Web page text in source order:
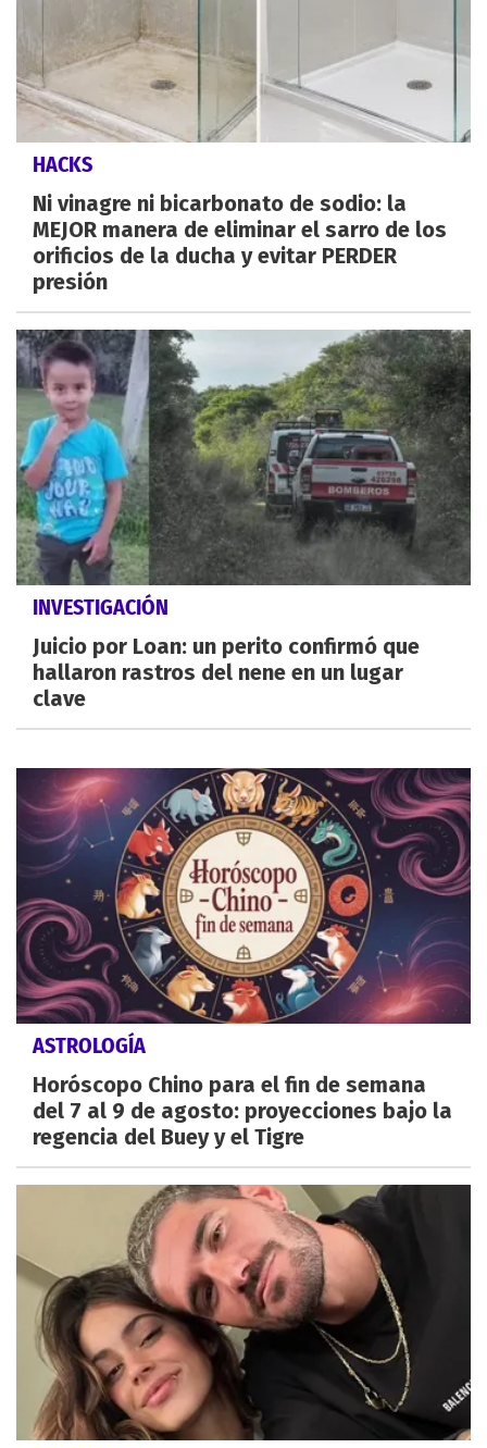
HACKS
Ni vinagre ni bicarbonato de sodio: la
MEJOR manera de eliminar el sarro de los
orificios de la ducha y evitar PERDER
presión
INVESTIGACIÓN
Juicio por Loan: un perito confirmó que
hallaron rastros del nene en un lugar
clave
ASTROLOGÍA
Horóscopo Chino para el fin de semana
del 7 al 9 de agosto: proyecciones bajo la
regencia del Buey y el Tigre